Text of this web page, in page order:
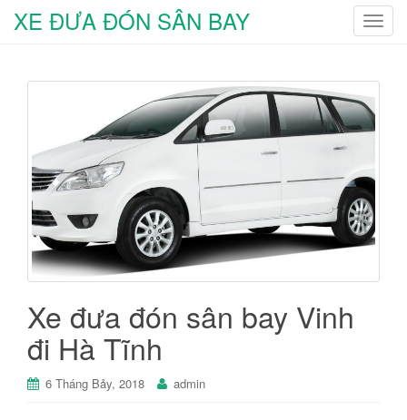
T
g
l
e
i
g
XE ĐƯA ĐÓN SÂN BAY
Xe đưa đón sân bay Vinh
đi Hà Tĩnh
6 Tháng Bảy, 2018 admin